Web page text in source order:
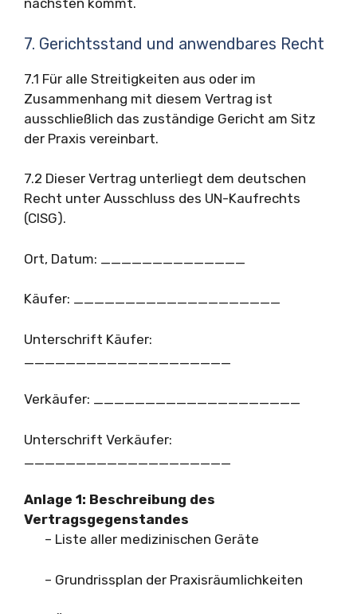
nächsten kommt.
7. Gerichtsstand und anwendbares Recht
7.1 Für alle Streitigkeiten aus oder im
Zusammenhang mit diesem Vertrag ist
ausschließlich das zuständige Gericht am Sitz
der Praxis vereinbart.
7.2 Dieser Vertrag unterliegt dem deutschen
Recht unter Ausschluss des UN-Kaufrechts
(CISG).
Ort, Datum: ______________
Käufer: ____________________
Unterschrift Käufer:
Verkäufer: ____________________
Unterschrift Verkäufer:
Anlage 1: Beschreibung des
Vertragsgegenstandes
– Liste aller medizinischen Geräte
– Grundrissplan der Praxisräumlichkeiten